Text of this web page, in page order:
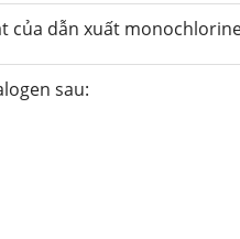
của dẫn xuất
sau: